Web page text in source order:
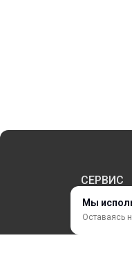
Мы
Оставаясь
СЕРВИС